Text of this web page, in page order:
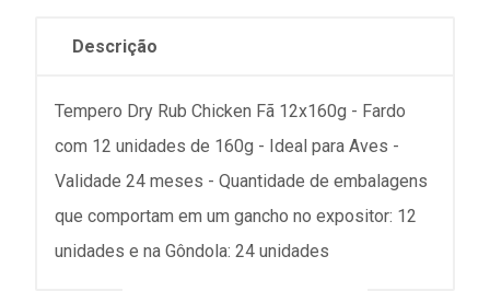
Descrição
Tempero Dry Rub Chicken Fã 12x160g - Fardo
com 12 unidades de 160g - Ideal para Aves -
Validade 24 meses - Quantidade de embalagens
que comportam em um gancho no expositor: 12
unidades e na Gôndola: 24 unidades